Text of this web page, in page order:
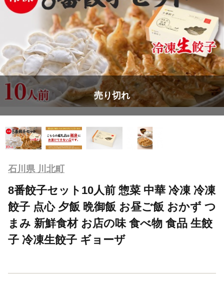
売り切れ
石川県 川北町
8番餃子セット10人前 惣菜 中華 冷凍 冷凍
餃子 点心 夕飯 晩御飯 お昼ご飯 おかず つ
まみ 新鮮食材 お店の味 食べ物 食品 生餃
子 冷凍生餃子 ギョーザ